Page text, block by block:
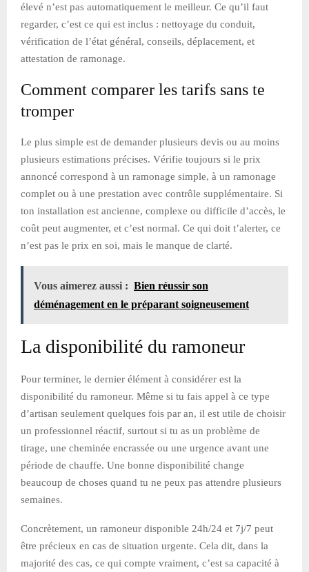
élevé n’est pas automatiquement le meilleur. Ce qu’il faut
regarder, c’est ce qui est inclus : nettoyage du conduit,
vérification de l’état général, conseils, déplacement, et
attestation de ramonage.
Comment comparer les tarifs sans te
tromper
Le plus simple est de demander plusieurs devis ou au moins
plusieurs estimations précises. Vérifie toujours si le prix
annoncé correspond à un ramonage simple, à un ramonage
complet ou à une prestation avec contrôle supplémentaire. Si
ton installation est ancienne, complexe ou difficile d’accès, le
coût peut augmenter, et c’est normal. Ce qui doit t’alerter, ce
n’est pas le prix en soi, mais le manque de clarté.
Vous aimerez aussi : Bien réussir son
déménagement en le préparant soigneusement
La disponibilité du ramoneur
Pour terminer, le dernier élément à considérer est la
disponibilité du ramoneur. Même si tu fais appel à ce type
d’artisan seulement quelques fois par an, il est utile de choisir
un professionnel réactif, surtout si tu as un problème de
tirage, une cheminée encrassée ou une urgence avant une
période de chauffe. Une bonne disponibilité change
beaucoup de choses quand tu ne peux pas attendre plusieurs
semaines.
Concrètement, un ramoneur disponible 24h/24 et 7j/7 peut
être précieux en cas de situation urgente. Cela dit, dans la
majorité des cas, ce qui compte vraiment, c’est sa capacité à